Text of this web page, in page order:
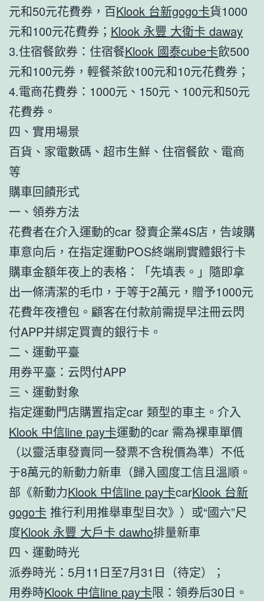
元和50元花費券，百Klook 台新gogo卡貨1000
元和100元花費券； Klook 永豐 大衛卡 daway
3.住宿餐飲券：住宿餐Klook 國泰cube卡飲500
元和100元券，輕餐茶飲100元和10元花費券；
4.電商花費券：1000元、150元、100元和50元
花費券。
四、實用場景
百貨、家電數碼、超市生鮮、住宿餐飲、電商
等
購車回饋形式
一、領券方法
花費者在介入運動的car 發賣企業4S店，告竣購
車意向后，在指定運動POS終端刷實體銀行卡
購車金額年夜上的表格：「先填表。」隨即拿
出一條清潔的毛巾，于等于2萬元，贈予1000元
花費年夜禮包。顧客在付款前需提早注冊云閃
付APP并綁定買賣的銀行卡。
二、運動平臺
用券平臺：云閃付APP
三、運動對象
指定運動門店購置指定car 類型的車主。介入
Klook 中信line pay卡運動的car 需為裸車單價
（以靈活車發賣同一發票不含稅價為準）不低
于8萬元的新動力新車（歸入國度工信且溫順。
部《新動力Klook 中信line pay卡carKlook 台新
gogo卡 推行利用推舉車型目次》）或“國六”尺
度Klook 永豐 大戶卡 dawho排量新車
四、運動時光
派券時光：5月11日至7月31日（待定）；
用券時Klook 中信line pay卡限：領券后30日。